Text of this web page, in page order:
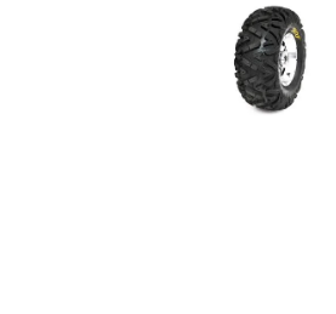
NAVIJAKY COME UP WARN